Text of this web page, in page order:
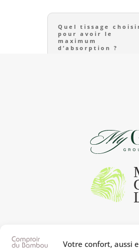
Votre confort, aussi
Quel tissage
pour avoir le
maximum
d’absorption ?